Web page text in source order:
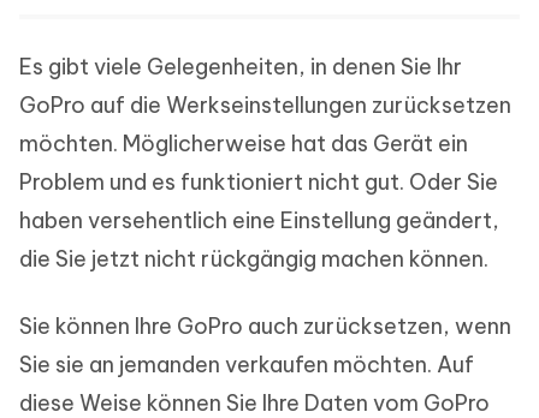
Es gibt viele Gelegenheiten, in denen Sie Ihr
GoPro auf die Werkseinstellungen zurücksetzen
möchten. Möglicherweise hat das Gerät ein
Problem und es funktioniert nicht gut. Oder Sie
haben versehentlich eine Einstellung geändert,
die Sie jetzt nicht rückgängig machen können.
Sie können Ihre GoPro auch zurücksetzen, wenn
Sie sie an jemanden verkaufen möchten. Auf
diese Weise können Sie Ihre Daten vom GoPro